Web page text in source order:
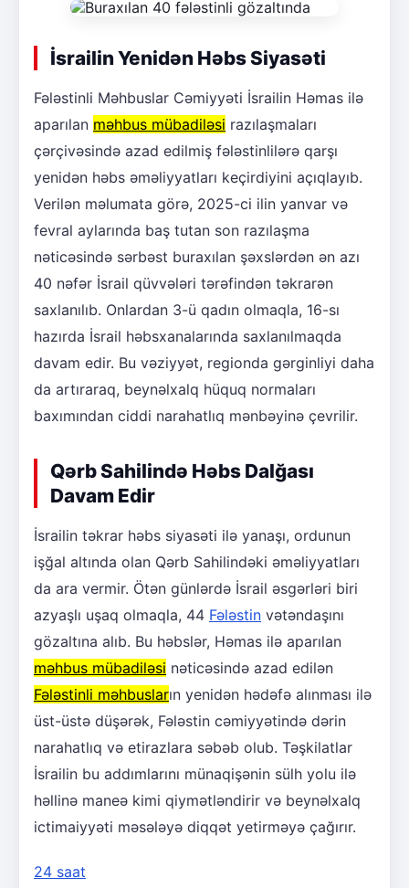
İsrailin Yenidən Həbs Siyasəti
Fələstinli Məhbuslar Cəmiyyəti İsrailin Həmas ilə
aparılan məhbus mübadiləsi razılaşmaları
çərçivəsində azad edilmiş fələstinlilərə qarşı
yenidən həbs əməliyyatları keçirdiyini açıqlayıb.
Verilən məlumata görə, 2025-ci ilin yanvar və
fevral aylarında baş tutan son razılaşma
nəticəsində sərbəst buraxılan şəxslərdən ən azı
40 nəfər İsrail qüvvələri tərəfindən təkrarən
saxlanılıb. Onlardan 3-ü qadın olmaqla, 16-sı
hazırda İsrail həbsxanalarında saxlanılmaqda
davam edir. Bu vəziyyət, regionda gərginliyi daha
da artıraraq, beynəlxalq hüquq normaları
baxımından ciddi narahatlıq mənbəyinə çevrilir.
Qərb Sahilində Həbs Dalğası
Davam Edir
İsrailin təkrar həbs siyasəti ilə yanaşı, ordunun
işğal altında olan Qərb Sahilindəki əməliyyatları
da ara vermir. Ötən günlərdə İsrail əsgərləri biri
azyaşlı uşaq olmaqla, 44 Fələstin vətəndaşını
gözaltına alıb. Bu həbslər, Həmas ilə aparılan
məhbus mübadiləsi nəticəsində azad edilən
Fələstinli məhbusların yenidən hədəfə alınması ilə
üst-üstə düşərək, Fələstin cəmiyyətində dərin
narahatlıq və etirazlara səbəb olub. Təşkilatlar
İsrailin bu addımlarını münaqişənin sülh yolu ilə
həllinə maneə kimi qiymətləndirir və beynəlxalq
ictimaiyyəti məsələyə diqqət yetirməyə çağırır.
24 saat